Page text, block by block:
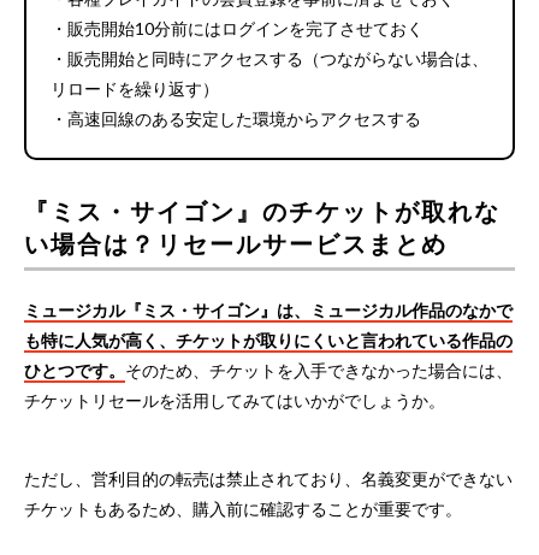
・販売開始10分前にはログインを完了させておく
・販売開始と同時にアクセスする（つながらない場合は、
リロードを繰り返す）
・高速回線のある安定した環境からアクセスする
『ミス・サイゴン』のチケットが取れな
い場合は？リセールサービスまとめ
ミュージカル『ミス・サイゴン』は、ミュージカル作品のなかで
も特に人気が高く、チケットが取りにくいと言われている作品の
ひとつです。 そのため、チケットを入手できなかった場合には、
チケットリセールを活用してみてはいかがでしょうか。
ただし、営利目的の転売は禁止されており、名義変更ができない
チケットもあるため、購入前に確認することが重要です。